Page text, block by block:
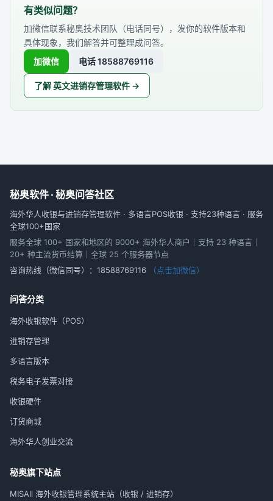
有类似问题？
加微信联系秘奥技术团队（电话同号），发你的软件版本和
具体现象，我们解答并可整理成问答。
加微信
电话 18588769116
了解 英文进销存管理软件 →
秘奥软件 · 秘奥问答社区
海外华人收银与进销存管理软件 · 多语言POS收银 · 支持23种语言 · 服务
全球100+国家
服务全球 100+ 国家和地区的 9000+ 海外华人商户｜支持 23 种语言｜
20+ 种主流货币结算｜全球 25 个服务器节点
咨询热线（微信同号）： 18588769116 （点击加微信）
问答分类
海外收银软件（POS）
进销存管理
多语言版本
税务电子发票对接
收银硬件
订货商城
海外华人创业交流
秘奥旗下站点
MISAll 海外收银管理系统主站（收银 / 进销存）